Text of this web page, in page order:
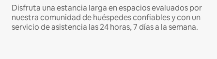
Disfruta una estancia larga en espacios evaluados por
nuestra comunidad de huéspedes confiables y con un
servicio de asistencia las 24 horas, 7 días a la semana.